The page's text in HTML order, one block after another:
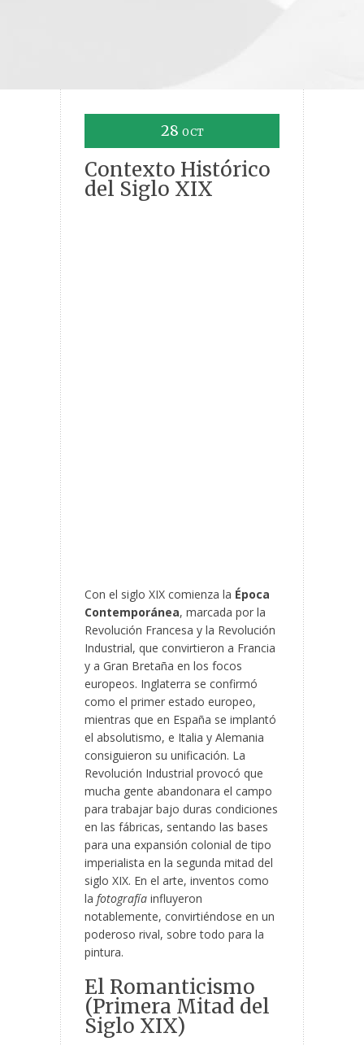
28 OCT
Contexto Histórico
del Siglo XIX
Con el siglo XIX comienza la Época
Contemporánea, marcada por la
Revolución Francesa y la Revolución
Industrial, que convirtieron a Francia
y a Gran Bretaña en los focos
europeos. Inglaterra se confirmó
como el primer estado europeo,
mientras que en España se implantó
el absolutismo, e Italia y Alemania
consiguieron su unificación. La
Revolución Industrial provocó que
mucha gente abandonara el campo
para trabajar bajo duras condiciones
en las fábricas, sentando las bases
para una expansión colonial de tipo
imperialista en la segunda mitad del
siglo XIX. En el arte, inventos como
la fotografía influyeron
notablemente, convirtiéndose en un
poderoso rival, sobre todo para la
pintura.
El Romanticismo
(Primera Mitad del
Siglo XIX)